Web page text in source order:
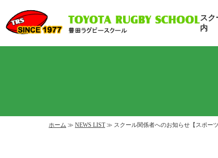
スク
内
ホーム ≫ NEWS LIST≫ スクール関係者へのお知らせ【スポー